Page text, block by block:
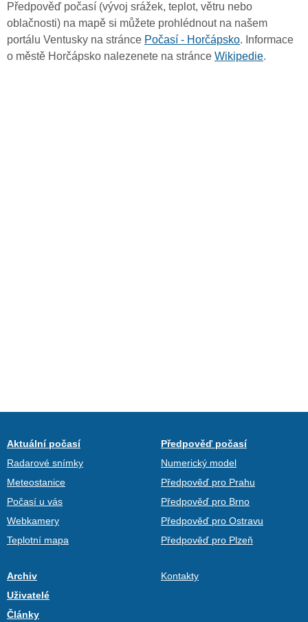
Předpověď počasí (vývoj srážek, teplot, větru nebo
oblačnosti) na mapě si můžete prohlédnout na našem
portálu Ventusky na stránce Počasí - Horčápsko. Informace
o městě Horčápsko nalezenete na stránce Wikipedie.
Aktuální počasí
Radarové snímky
Meteostanice
Počasí u vás
Webkamery
Teplotní mapa
Předpověď počasí
Numerický model
Předpověď pro Prahu
Předpověď pro Brno
Předpověď pro Ostravu
Předpověď pro Plzeň
Archiv
Uživatelé
Články
Kontakty